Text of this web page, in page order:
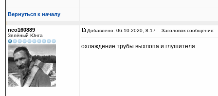
Вернуться к началу
neo160889
Зелёный Юнга
Добавлено: 06.10.2020, 8:17 Заголовок сообщения:
охлаждение трубы выхлопа и глушителя